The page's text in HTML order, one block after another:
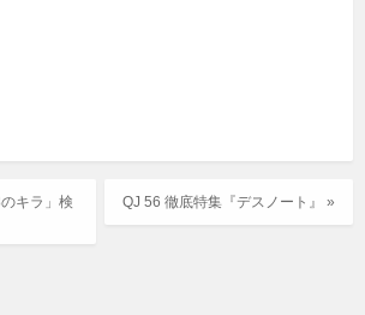
QJ 56 徹底特集『デスノート』 »
キラ」検